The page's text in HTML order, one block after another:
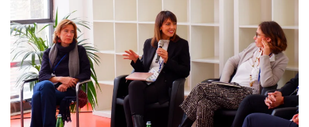
Ingrandisci